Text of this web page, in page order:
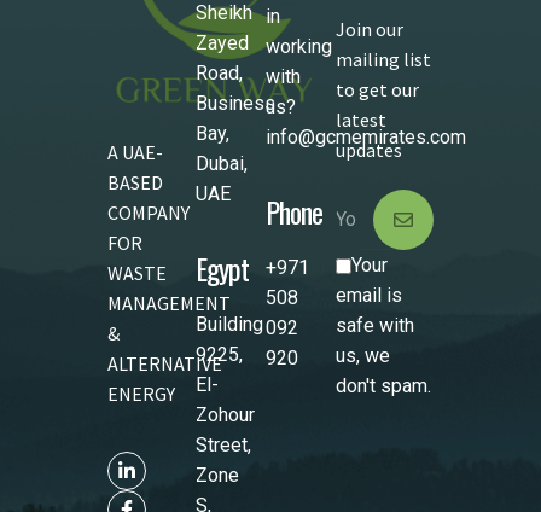
A UAE-
BASED
COMPANY
FOR
WASTE
MANAGEMENT
&
ALTERNATIVE
ENERGY
Sheikh
Zayed
Road,
Business
Bay,
Dubai,
UAE
Egypt
Building
9225,
El-
Zohour
Street,
Zone
S,
in
working
with
us?
info@gcmemirates.com
Phone
+971
508
092
920
Join our
mailing list
to get our
latest
updates
Your
email is
safe with
us, we
don't spam.